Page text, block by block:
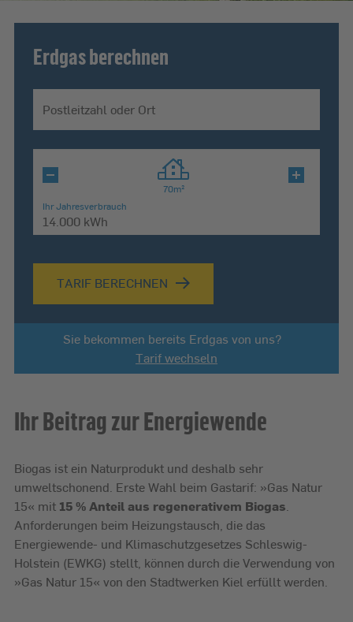
Erdgas berechnen
Postleitzahl oder Ort
Ihr Jahresverbrauch
TARIF BERECHNEN
Sie bekommen bereits Erdgas von uns?
Tarif wechseln
Ihr Beitrag zur Energiewende
Biogas ist ein Naturprodukt und deshalb sehr
umweltschonend. Erste Wahl beim Gastarif: »Gas Natur
15« mit 15 % Anteil aus regenerativem Biogas.
Anforderungen beim Heizungstausch, die das
Energiewende- und Klimaschutzgesetzes Schleswig-
Holstein (EWKG) stellt, können durch die Verwendung von
»Gas Natur 15« von den Stadtwerken Kiel erfüllt werden.